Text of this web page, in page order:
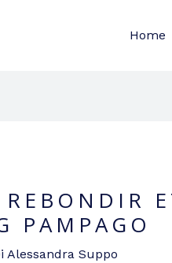
Home
REBONDIR
PAMPAGO
Alessandra Suppo